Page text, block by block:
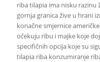
riba tilapia ima nisku razinu
gornja granica žive u hrani
konačne smjernice
očekuju ribu i majke koje
specifičnih opcija koje su
tilapia riba konzumiranje